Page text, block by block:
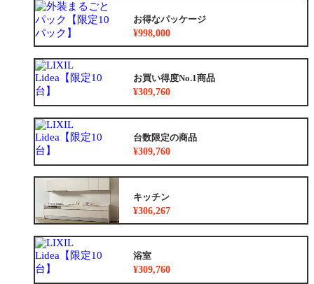
お得なパッケージ
¥998,000
お買い得度No.1商品
¥309,760
台数限定の商品
¥309,760
キッチン
¥306,267
浴室
¥309,760